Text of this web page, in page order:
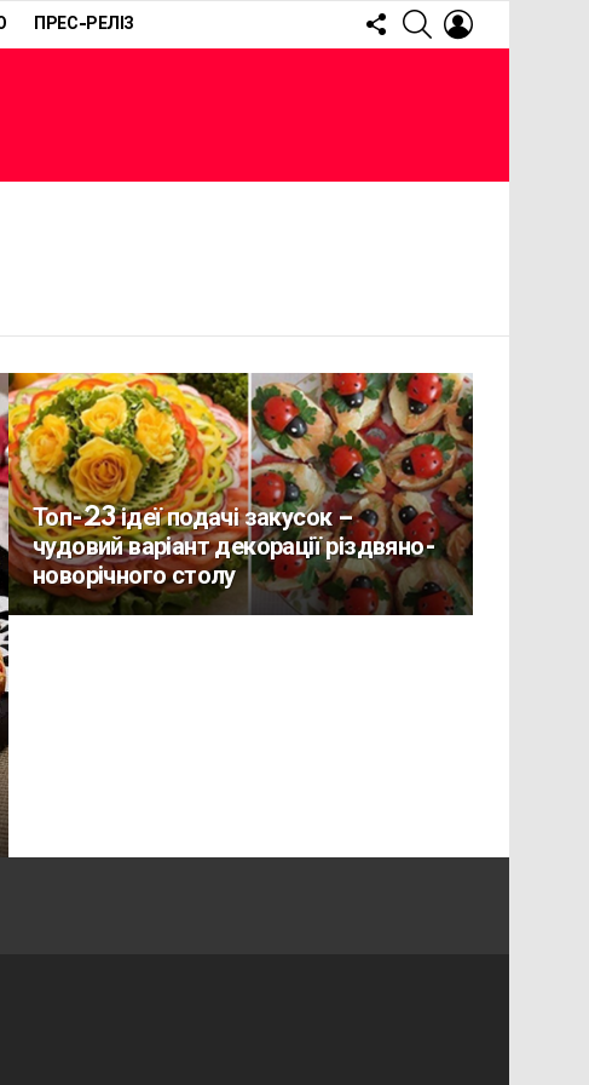
ПРЕС-РЕЛІЗ
FOLLOW
US
SEARCH
Топ-23 ідеї подачі закусок –
чудовий варіант декорації різдвяно-
новорічного столу